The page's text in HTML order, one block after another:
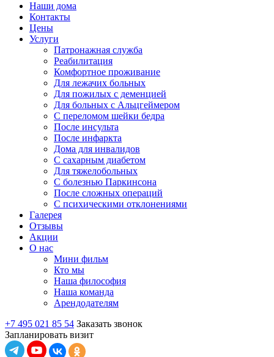
Наши дома
Контакты
Цены
Услуги
Патронажная служба
Реабилитация
Комфортное проживание
Для лежачих больных
Для пожилых с деменцией
Для больных с Альцгеймером
С переломом шейки бедра
После инсульта
После инфаркта
Дома для инвалидов
С сахарным диабетом
Для тяжелобольных
С болезнью Паркинсона
После сложных операций
С психическими отклонениями
Галерея
Отзывы
Акции
О нас
Мини фильм
Кто мы
Наша философия
Наша команда
Арендодателям
+7 495 021 85 54 Заказать звонок
Запланировать визит